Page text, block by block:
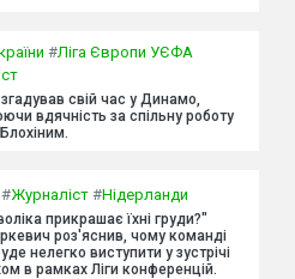
#Ліга Європи УЄФА
свій час у Динамо,
вдячність за спільну роботу
#Журналіст #Нідерланди
прикрашає їхні груди?"
роз'яснив, чому команді
нелегко виступити у зустрічі
в рамках Ліги конференцій.